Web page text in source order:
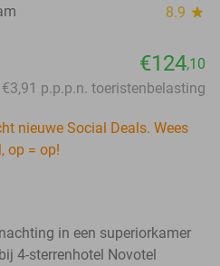
8.9 star
€124,10
p.p.p.n. toeristenbelasting
nieuwe Social Deals. Wees
op = op!
in een superiorkamer
4-sterrenhotel Novotel